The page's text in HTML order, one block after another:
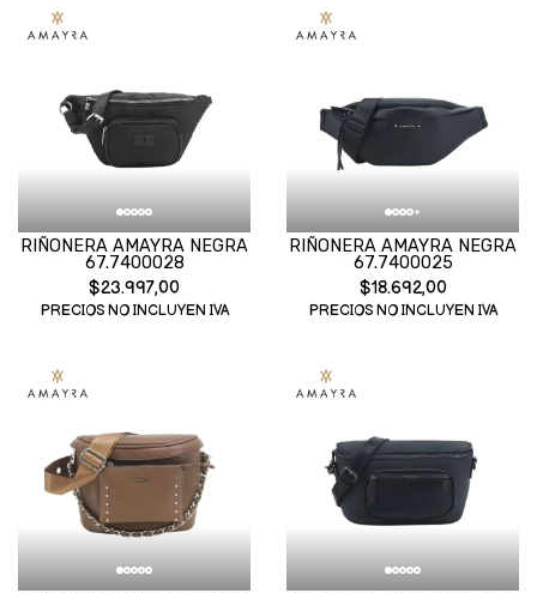
RIÑONERA AMAYRA NEGRA
67.7400028
$23.997,00
PRECIOS NO INCLUYEN IVA
RIÑONERA AMAYRA NEGRA
67.7400025
$18.692,00
PRECIOS NO INCLUYEN IVA